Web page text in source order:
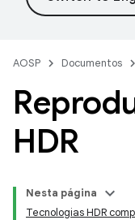
AOSP Documentos
HDR
Nesta página
Tecnologias HDR